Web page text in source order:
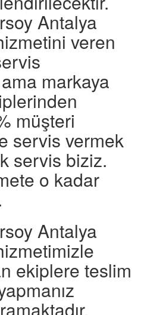
Antalya
veren
markaya
müşteri
servis vermek
servis biziz.
o kadar
Antalya
ekiplere teslim